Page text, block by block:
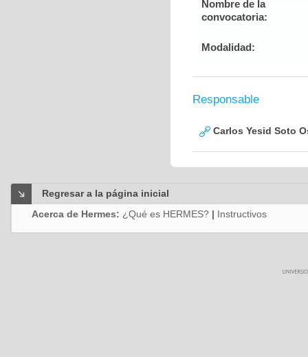
Nombre de la
convocatoria:
Modalidad:
Responsable
Carlos Yesid Soto
Regresar a la página inicial
Acerca de Hermes: ¿Qué es HERMES? | Instructivos